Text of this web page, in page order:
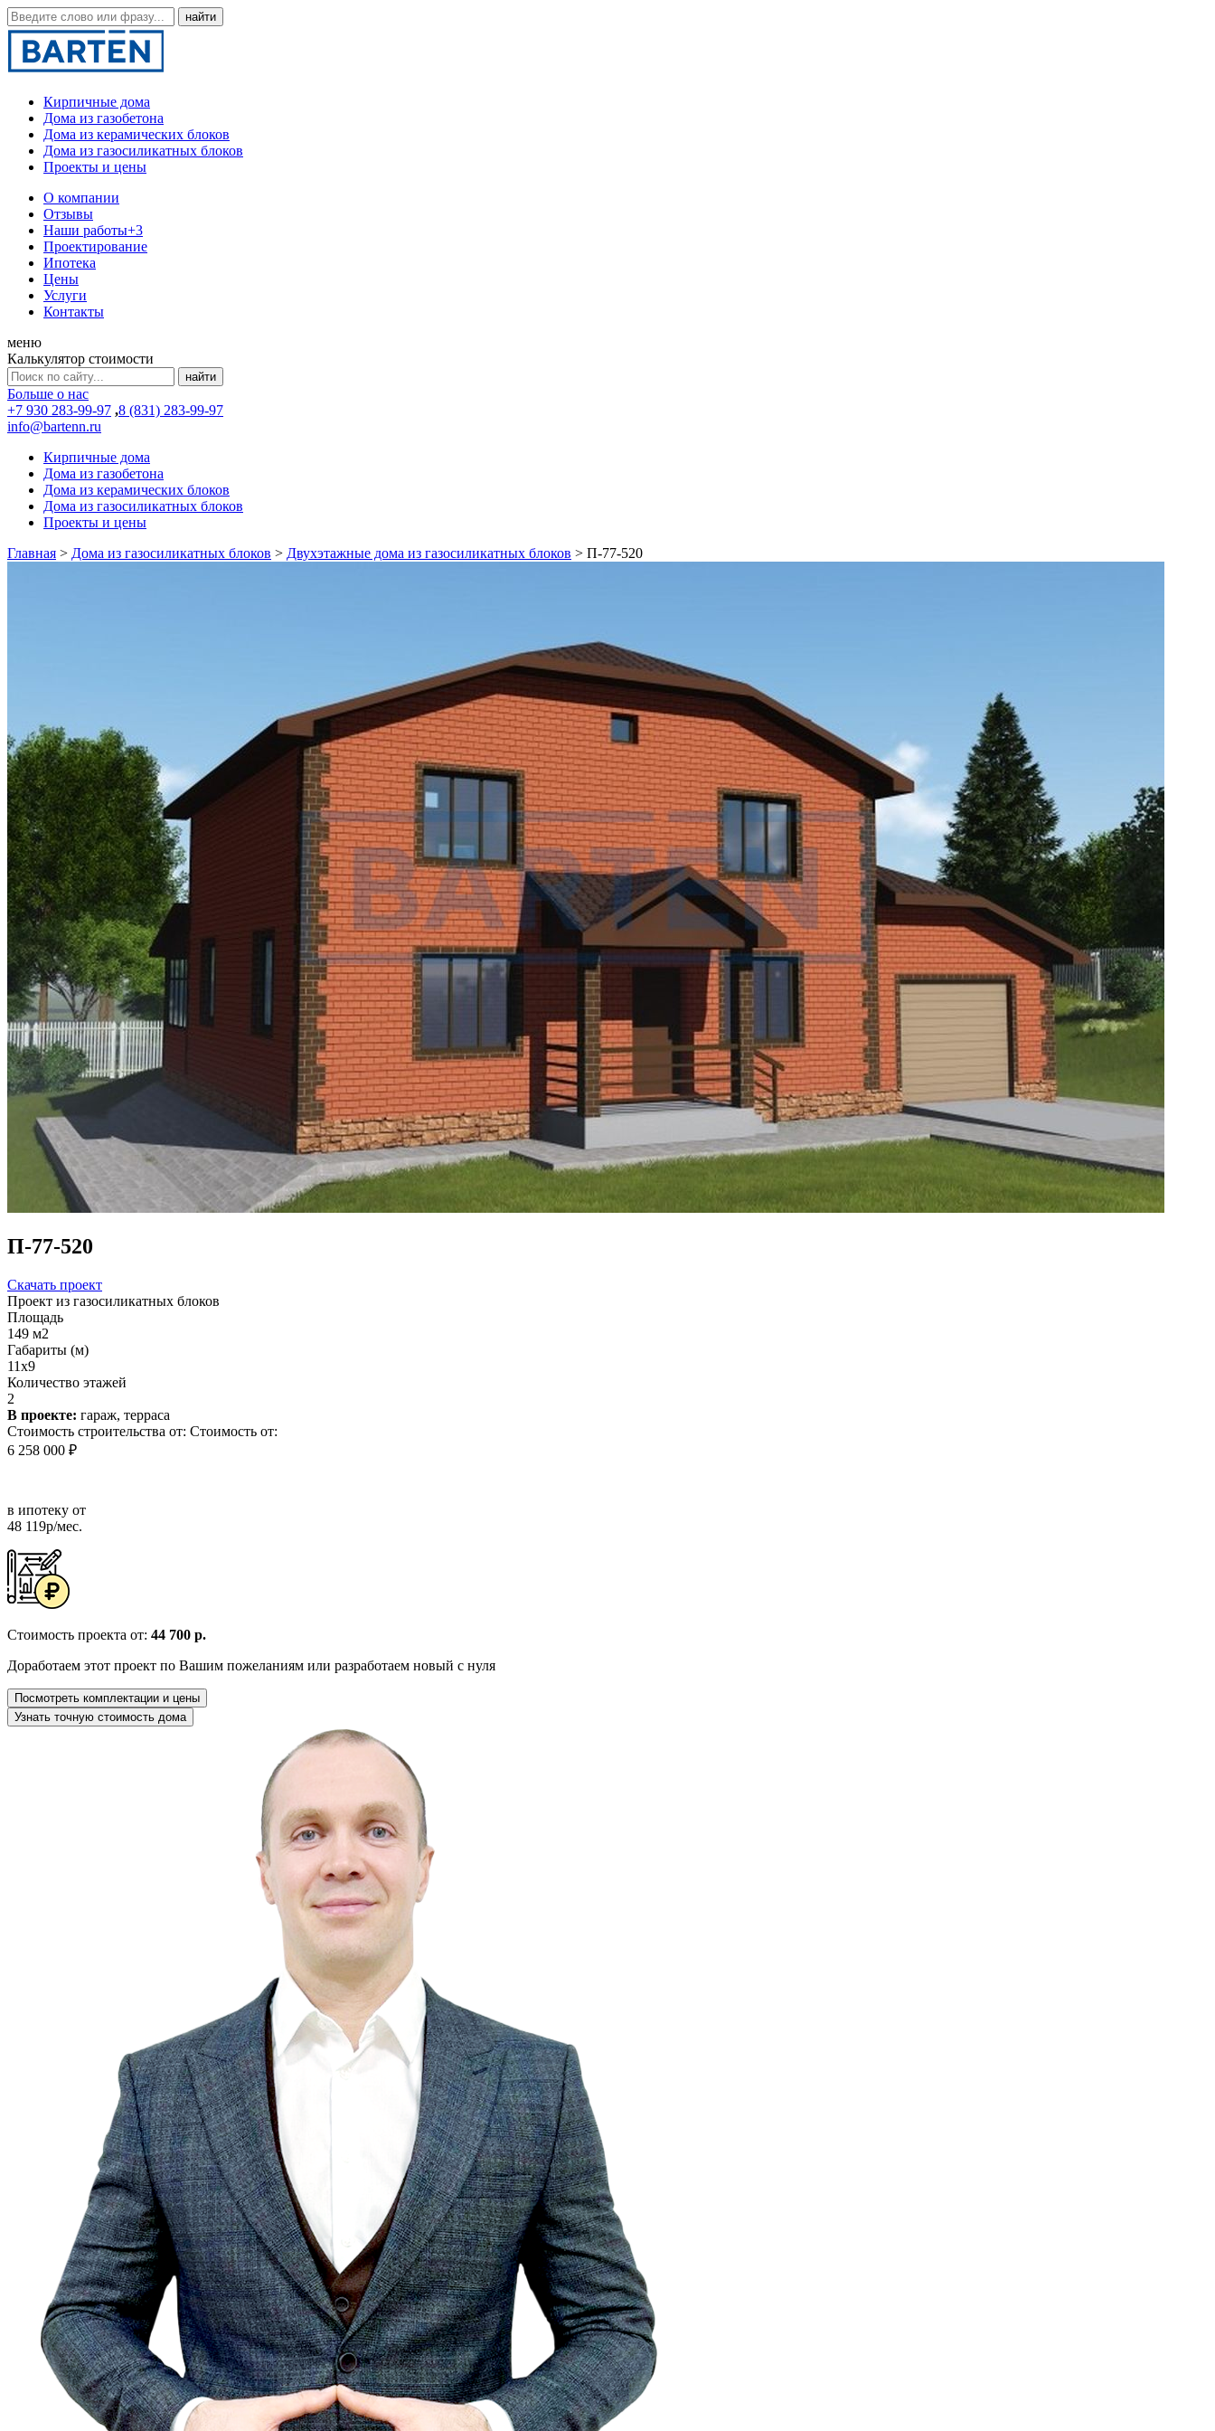
Кирпичные дома
Дома из газобетона
Дома из керамических блоков
Дома из газосиликатных блоков
Проекты и цены
О компании
Отзывы
Наши работы+3
Проектирование
Ипотека
Цены
Услуги
Контакты
меню
Калькулятор стоимости
Больше о нас
+7 930 283-99-97 ,8 (831) 283-99-97
info@bartenn.ru
Кирпичные дома
Дома из газобетона
Дома из керамических блоков
Дома из газосиликатных блоков
Проекты и цены
Главная > Дома из газосиликатных блоков > Двухэтажные дома из газосиликатных блоков > П-77-520
П-77-520
Скачать проект
Проект из газосиликатных блоков
Площадь
149 м2
Габариты (м)
11х9
Количество этажей
2
В проекте: гараж, терраса
Стоимость строительства от: Стоимость от:
6 258 000 ₽
в ипотеку от
48 119р/мес.
Стоимость проекта от: 44 700 р.
Доработаем этот проект по Вашим пожеланиям или разработаем новый с нуля
Посмотреть комплектации и цены
Узнать точную стоимость дома